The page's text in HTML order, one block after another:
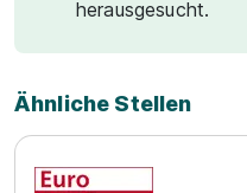
herausgesucht.
Ähnliche Stellen